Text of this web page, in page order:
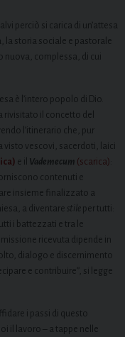
perciò si carica di un’attesa
la storia sociale e pastorale
nuova, complessa, di cui
è l’intero popolo di Dio.
rivisitato il concetto del
l’itinerario che, pur
visto vescovi, sacerdoti, laici
e il Vademecum (scarica)
contenuti e
insieme finalizzato a
a diventare stile per tutti:
i battezzati e tra le
ricevuta dipende in
dialogo e discernimento
e contribuire”, si legge
i passi di questo
il lavoro – a tappe nelle